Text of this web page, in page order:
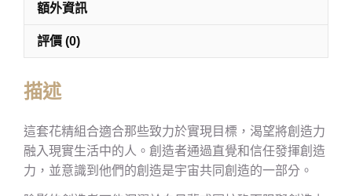
額外資訊
評價 (0)
描述
這套花精組合適合那些致力於實現目標，渴望將創造力
融入現實生活中的人。創造者通過直覺和信任發揮創造
力，並意識到他們的創造是宇宙共同創造的一部分。